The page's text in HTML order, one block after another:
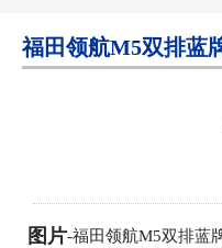
福田领航M5双排蓝
图片-福田领航M5双排蓝